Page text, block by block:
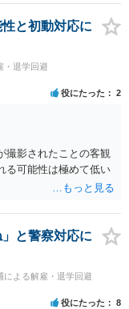
そもそも痴漢をやって
けですし狼狽える必要
と初動対応に
・退学回避
役にたった 2
撮影されたことの客観
る可能性は極めて低い
と警察対応に
による解雇・退学回避
役にたった 8